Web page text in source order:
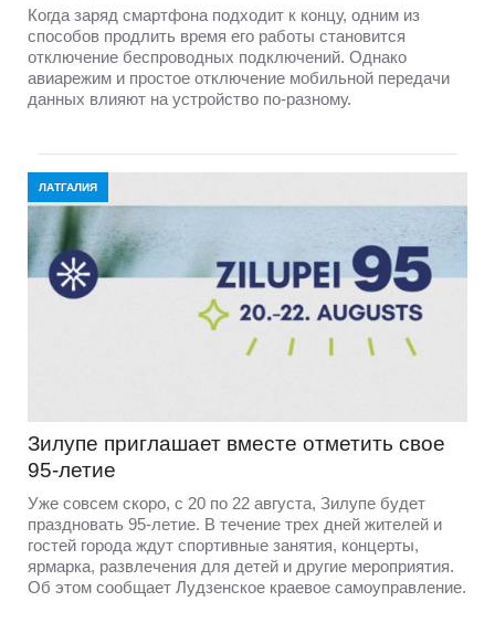
Когда заряд смартфона подходит к концу, одним из
способов продлить время его работы становится
отключение беспроводных подключений. Однако
авиарежим и простое отключение мобильной передачи
данных влияют на устройство по-разному.
ЛАТГАЛИЯ
Зилупе приглашает вместе отметить свое
95-летие
Уже совсем скоро, с 20 по 22 августа, Зилупе будет
праздновать 95-летие. В течение трех дней жителей и
гостей города ждут спортивные занятия, концерты,
ярмарка, развлечения для детей и другие мероприятия.
Об этом сообщает Лудзенское краевое самоуправление.